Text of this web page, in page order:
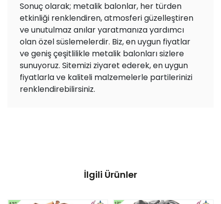
Sonuç olarak; metalik balonlar, her türden
etkinliği renklendiren, atmosferi güzelleştiren
ve unutulmaz anılar yaratmanıza yardımcı
olan özel süslemelerdir. Biz, en uygun fiyatlar
ve geniş çeşitlilikle metalik balonları sizlere
sunuyoruz. Sitemizi ziyaret ederek, en uygun
fiyatlarla ve kaliteli malzemelerle partilerinizi
renklendirebilirsiniz.
İlgili Ürünler